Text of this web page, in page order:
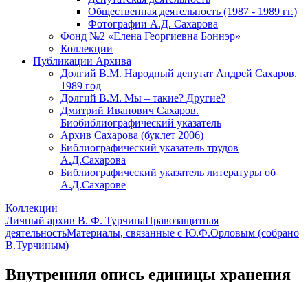
Общественная деятельность (1987 - 1989 гг.)
Фотографии А.Д. Сахарова
Фонд №2 «Елена Георгиевна Боннэр»
Коллекции
Публикации Архива
Долгий В.М. Народный депутат Андрей Сахаров.
1989 год
Долгий В.М. Мы – такие? Другие?
Дмитрий Иванович Сахаров.
Биобиблиографический указатель
Архив Сахарова (буклет 2006)
Библиографический указатель трудов
А.Д.Сахарова
Библиографический указатель литературы об
А.Д.Сахарове
Коллекции
Личный архив В. Ф. ТурчинаПравозащитная
деятельностьМатериалы, связанные с Ю.Ф.Орловым (собрано
В.Турчиным)
Внутренняя опись единицы хранения